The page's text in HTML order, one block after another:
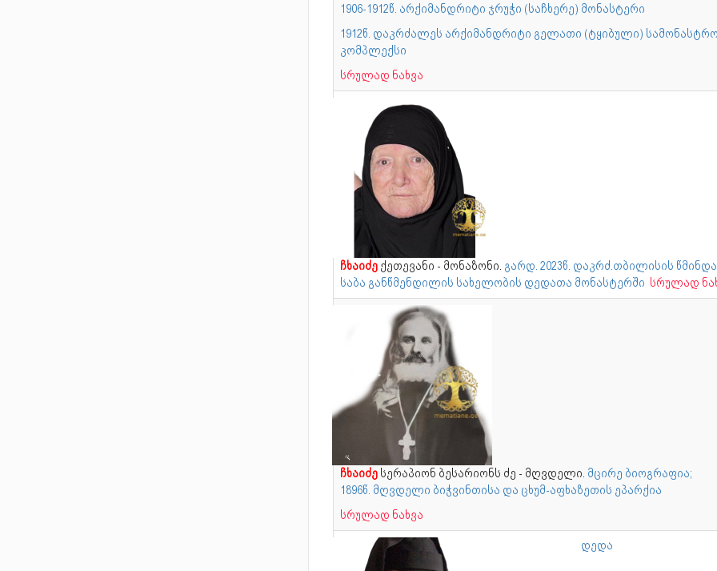
1906-1912წ. არქიმანდრიტი ჯრუჭი (საჩხერე) მონასტერი
1912წ. დაკრძალეს არქიმანდრიტი გელათი (ტყიბული)
კომპლექსი
სრულად ნახვა
ჩხაიძექეთევანი - მონაზონი. გარდ. 2023წ. დაკრძ.თბილისის წმინდა
საბა განწმენდილის სახელობის დედათა მონასტერში სრულად
ჩხაიძესერაპიონ ბესარიონს ძე - მღვდელი. მცირე ბიოგრაფია;
1896წ. მღვდელი ბიჭვინთისა და ცხუმ-აფხაზეთის ეპარქია
სრულად ნახვა
დედა